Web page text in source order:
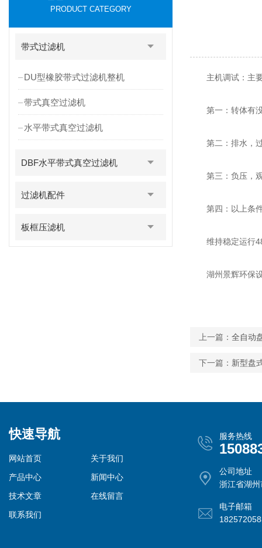
PRODUCT CATEGORY
带式过滤机
DU型橡胶带式过滤机整机
带式真空过滤机
水平带式真空过滤机
DBF水平带式真空过滤机
过滤机配件
板框压滤机
主机调试：主要
第一：转体有没
第二：排水，过
第三：负压，观
第四：以上条件
维持稳定运行48
湖州景辉环保设
上一篇： 全自动
下一篇： 新型盘
快速导航
网站首页
关于我们
产品中心
新闻中心
技术文章
在线留言
联系我们
服务热线
公司地址
浙江省湖
电子邮箱